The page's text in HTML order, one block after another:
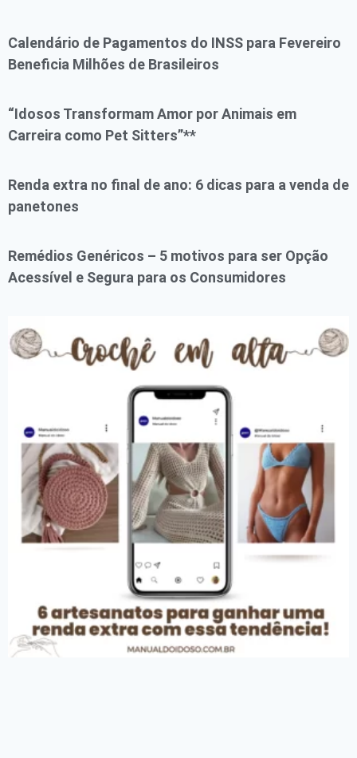
Calendário de Pagamentos do INSS para Fevereiro
Beneficia Milhões de Brasileiros
“Idosos Transformam Amor por Animais em
Carreira como Pet Sitters”**
Renda extra no final de ano: 6 dicas para a venda de
panetones
Remédios Genéricos – 5 motivos para ser Opção
Acessível e Segura para os Consumidores